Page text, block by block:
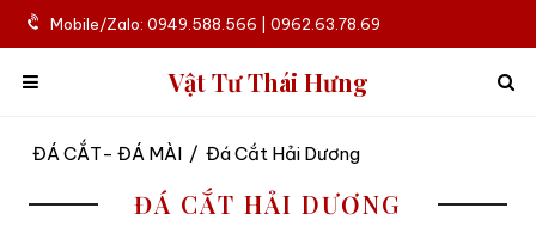
Mobile/Zalo: 0949.588.566 | 0962.63.78.69
Vật Tư Thái Hưng
ĐÁ CẮT- ĐÁ MÀI / Đá Cắt Hải Dương
ĐÁ CẮT HẢI DƯƠNG